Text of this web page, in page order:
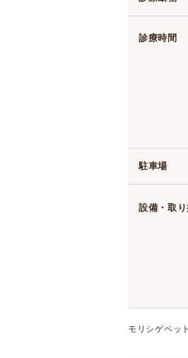
診療時間
駐車場
設備・取
モリシゲペッ